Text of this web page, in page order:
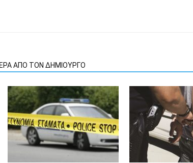
ΑΠΟ ΤΟΝ ΔΗΜΙΟΥΡΓΟ